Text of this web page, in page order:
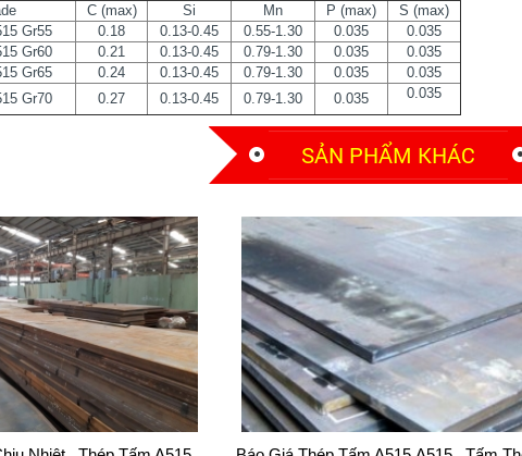
C (max) Si Mn P (max)
S (max)
Gr55
0.18 0.13-0.45 0.55-1.30 0.035
0.035
Gr60
0.21 0.13-0.45 0.79-1.30 0.035
0.035
Gr65
0.24 0.13-0.45 0.79-1.30 0.035
0.035
Gr70
0.27 0.13-0.45 0.79-1.30 0.035 0.035
SẢN PHẨM KHÁC